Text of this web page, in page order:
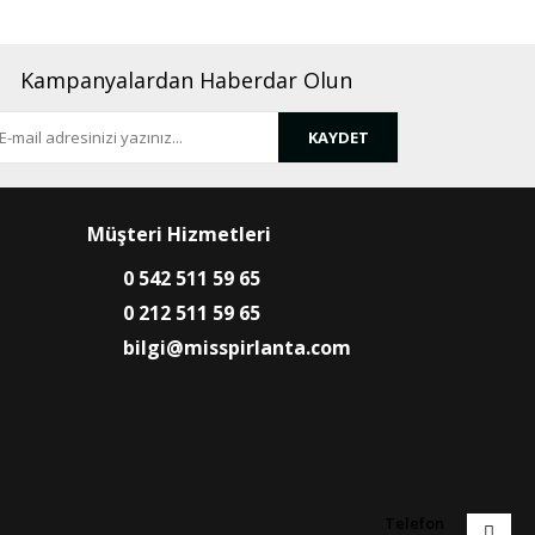
Kampanyalardan Haberdar Olun
KAYDET
Müşteri Hizmetleri
0 542 511 59 65
0 212 511 59 65
bilgi@misspirlanta.com